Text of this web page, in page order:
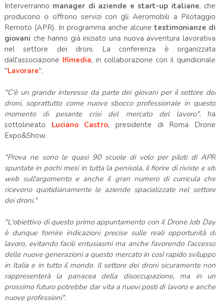
Interverranno manager di aziende e start-up italiane, che
producono o offrono servizi con gli Aeromobili a Pilotaggio
Remoto (APR). In programma anche alcunetestimonianze di
giovani che hanno già iniziato una nuova avventura lavorativa
nel settore dei droni. La conferenza è organizzata
dall'associazione Ifimedia, in collaborazione con il quindicinale
"Lavorare".
"C'è un grande interesse da parte dei giovani per il settore dei
droni, soprattutto come nuovo sbocco professionale in questo
momento di pesante crisi del mercato del lavoro", ha
sottolineato Luciano Castro, presidente di Roma Drone
Expo&Show.
"Prova ne sono le quasi 90 scuole di volo per piloti di APR
spuntate in pochi mesi in tutta la penisola, il fiorire di riviste e siti
web sull'argomento e anche il gran numero di curricula che
ricevono quotidianamente le aziende spacializzate nel settore
dei droni."
"L'obiettivo di questo primo appuntamento con il Drone Job Day
è dunque fornire indicazioni precise sulle reali opportunità di
lavoro, evitando facili entusiasmi ma anche favorendo l'accesso
delle nuove generazioni a questo mercato in così rapido sviluppo
in Italia e in tutto il mondo. Il settore dei droni sicuramente non
rappresenterà la panacea della disoccupazione, ma in un
prossimo futuro potrebbe dar vita a nuovi posti di lavoro e anche
nuove professioni".